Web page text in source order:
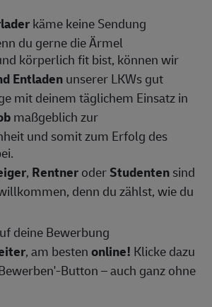
käme keine Sendung
du gerne die Ärmel
körperlich fit bist, können wir
Entladenunserer LKWs gut
mit deinem täglichem Einsatz in
maßgeblich zur
und somit zum Erfolg des
, RentneroderStudentensind
denn du zählst, wie du
deine Bewerbung
, am bestenonline! Klicke dazu
Button – auch ganz ohne